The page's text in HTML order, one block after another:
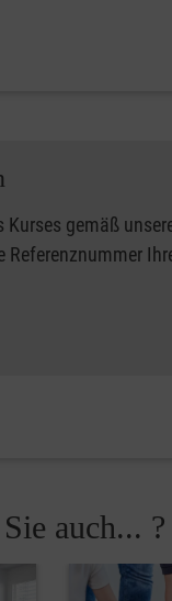
Kurses gemäß
Referenznummer
auch... ?